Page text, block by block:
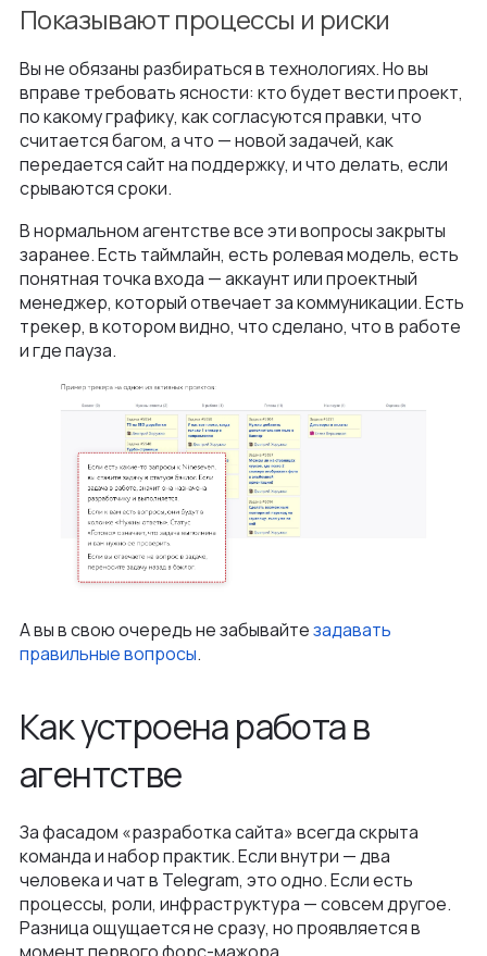
Показывают процессы и риски
Вы не обязаны разбираться в технологиях. Но вы
вправе требовать ясности: кто будет вести проект,
по какому графику, как согласуются правки, что
считается багом, а что — новой задачей, как
передается сайт на поддержку, и что делать, если
срываются сроки.
В нормальном агентстве все эти вопросы закрыты
заранее. Есть таймлайн, есть ролевая модель, есть
понятная точка входа — аккаунт или проектный
менеджер, который отвечает за коммуникации. Есть
трекер, в котором видно, что сделано, что в работе
и где пауза.
А вы в свою очередь не забывайтезадавать
правильные вопросы.
Как устроена работа в
агентстве
За фасадом «разработка сайта» всегда скрыта
команда и набор практик. Если внутри — два
человека и чат в Telegram, это одно. Если есть
процессы, роли, инфраструктура — совсем другое.
Разница ощущается не сразу, но проявляется в